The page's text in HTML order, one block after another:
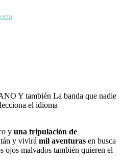
Y también La banda que nadie
el idioma
y una tripulación de
y vivirá mil aventuras en busca
malvados también quieren el